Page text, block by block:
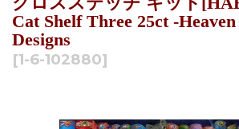
Cat Shelf Three 25ct -
Designs
[1-6-102880]